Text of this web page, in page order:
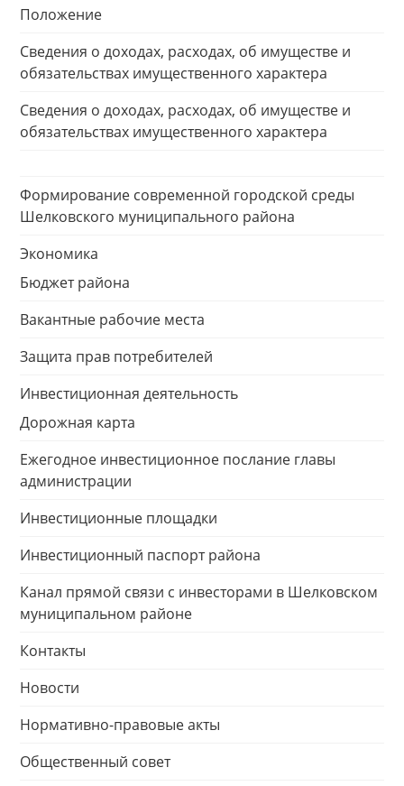
Положение
Сведения о доходах, расходах, об имуществе и
обязательствах имущественного характера
Сведения о доходах, расходах, об имуществе и
обязательствах имущественного характера
Формирование современной городской среды
Шелковского муниципального района
Экономика
Бюджет района
Вакантные рабочие места
Защита прав потребителей
Инвестиционная деятельность
Дорожная карта
Ежегодное инвестиционное послание главы
администрации
Инвестиционные площадки
Инвестиционный паспорт района
Канал прямой связи с инвесторами в Шелковском
муниципальном районе
Контакты
Новости
Нормативно-правовые акты
Общественный совет